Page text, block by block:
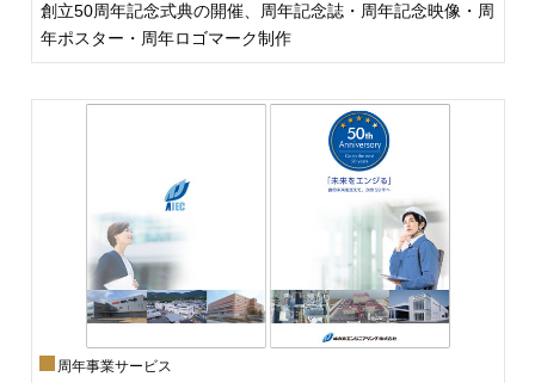
創立50周年記念式典の開催、周年記念誌・周年記念映像・周
年ポスター・周年ロゴマーク制作
周年事業サービス